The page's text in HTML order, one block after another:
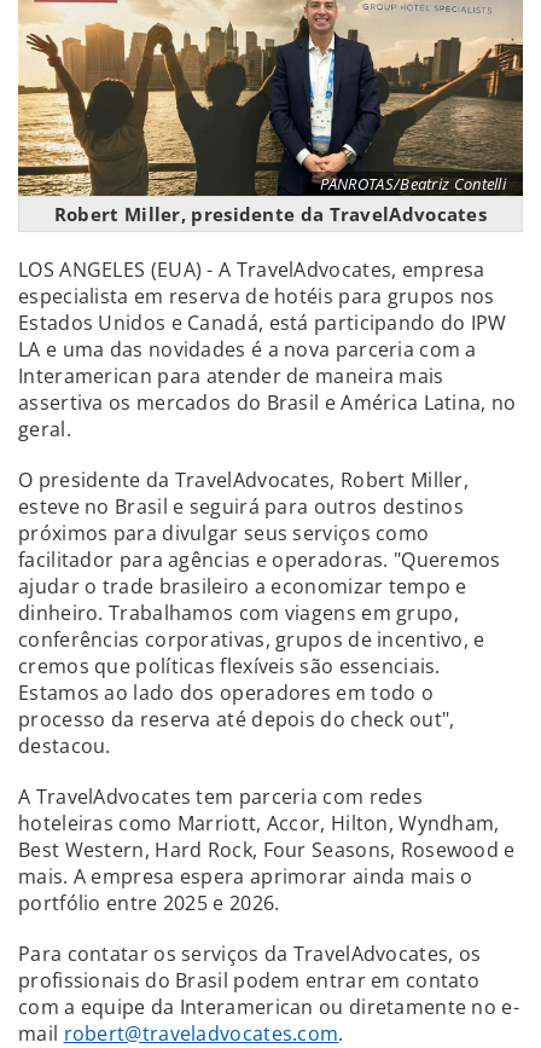
PANROTAS/Beatriz Contelli
Robert Miller, presidente da TravelAdvocates
LOS ANGELES (EUA) - A TravelAdvocates, empresa
especialista em reserva de hotéis para grupos nos
Estados Unidos e Canadá, está participando do IPW
LA e uma das novidades é a nova parceria com a
Interamerican para atender de maneira mais
assertiva os mercados do Brasil e América Latina, no
geral.
O presidente da TravelAdvocates, Robert Miller,
esteve no Brasil e seguirá para outros destinos
próximos para divulgar seus serviços como
facilitador para agências e operadoras. "Queremos
ajudar o trade brasileiro a economizar tempo e
dinheiro. Trabalhamos com viagens em grupo,
conferências corporativas, grupos de incentivo, e
cremos que políticas flexíveis são essenciais.
Estamos ao lado dos operadores em todo o
processo da reserva até depois do check out",
destacou.
A TravelAdvocates tem parceria com redes
hoteleiras como Marriott, Accor, Hilton, Wyndham,
Best Western, Hard Rock, Four Seasons, Rosewood e
mais. A empresa espera aprimorar ainda mais o
portfólio entre 2025 e 2026.
Para contatar os serviços da TravelAdvocates, os
profissionais do Brasil podem entrar em contato
com a equipe da Interamerican ou diretamente no e-
mail robert@traveladvocates.com.